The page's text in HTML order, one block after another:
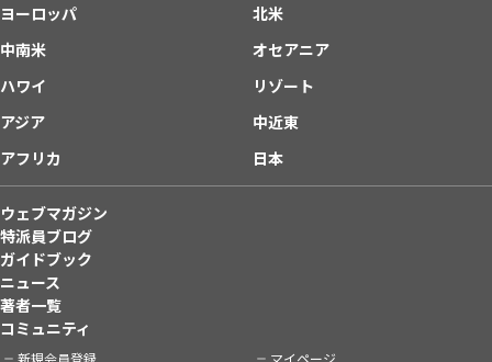
ヨーロッパ
北米
中南米
オセアニア
ハワイ
リゾート
アジア
中近東
アフリカ
日本
ウェブマガジン
特派員ブログ
ガイドブック
ニュース
著者一覧
コミュニティ
新規会員登録 マイページ